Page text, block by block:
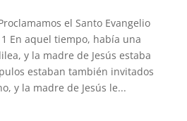
el Santo Evangelio
En aquel tiempo, había una
y la madre de Jesús estaba
estaban también invitados
y la madre de Jesús le...